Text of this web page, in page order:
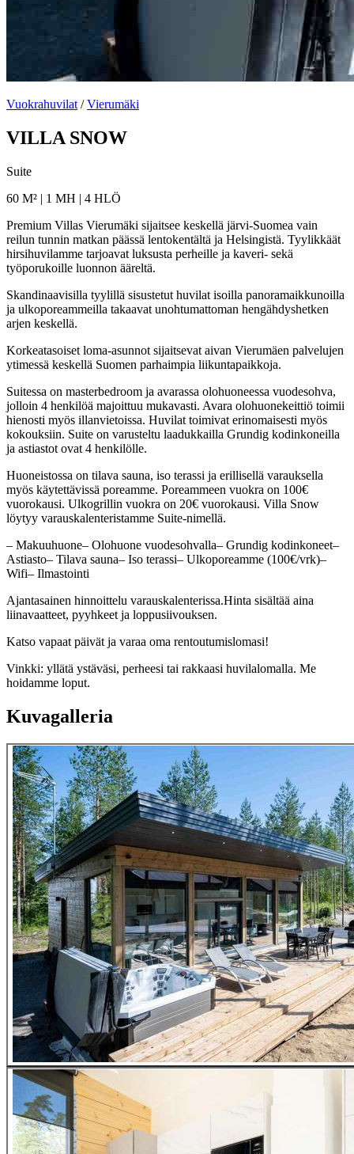
Vuokrahuvilat /Vierumäki
VILLA SNOW
Suite
60 M² | 1 MH | 4 HLÖ
Premium Villas Vierumäki sijaitsee keskellä järvi-Suomea vain
reilun tunnin matkan päässä lentokentältä ja Helsingistä. Tyylikkäät
hirsihuvilamme tarjoavat luksusta perheille ja kaveri- sekä
työporukoille luonnon ääreltä.
Skandinaavisilla tyylillä sisustetut huvilat isoilla panoramaikkunoilla
ja ulkoporeammeilla takaavat unohtumattoman hengähdyshetken
arjen keskellä.
Korkeatasoiset loma-asunnot sijaitsevat aivan Vierumäen palvelujen
ytimessä keskellä Suomen parhaimpia liikuntapaikkoja.
Suitessa on masterbedroom ja avarassa olohuoneessa vuodesohva,
jolloin 4 henkilöä majoittuu mukavasti. Avara olohuonekeittiö toimii
hienosti myös illanvietoissa. Huvilat toimivat erinomaisesti myös
kokouksiin. Suite on varusteltu laadukkailla Grundig kodinkoneilla
ja astiastot ovat 4 henkilölle.
Huoneistossa on tilava sauna, iso terassi ja erillisellä varauksella
myös käytettävissä poreamme. Poreammeen vuokra on 100€
vuorokausi. Ulkogrillin vuokra on 20€ vuorokausi. Villa Snow
löytyy varauskalenteristamme Suite-nimellä.
– Makuuhuone– Olohuone vuodesohvalla– Grundig kodinkoneet–
Astiasto– Tilava sauna– Iso terassi– Ulkoporeamme (100€/vrk)–
Wifi– Ilmastointi
Ajantasainen hinnoittelu varauskalenterissa.Hinta sisältää aina
liinavaatteet, pyyhkeet ja loppusiivouksen.
Katso vapaat päivät ja varaa oma rentoutumislomasi!
Vinkki: yllätä ystäväsi, perheesi tai rakkaasi huvilalomalla. Me
hoidamme loput.
Kuvagalleria